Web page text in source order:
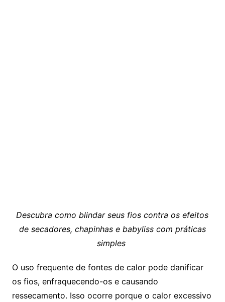
Descubra como blindar seus fios contra os efeitos
de secadores, chapinhas e babyliss com práticas
simples
O uso frequente de fontes de calor pode danificar
os fios, enfraquecendo-os e causando
ressecamento. Isso ocorre porque o calor excessivo